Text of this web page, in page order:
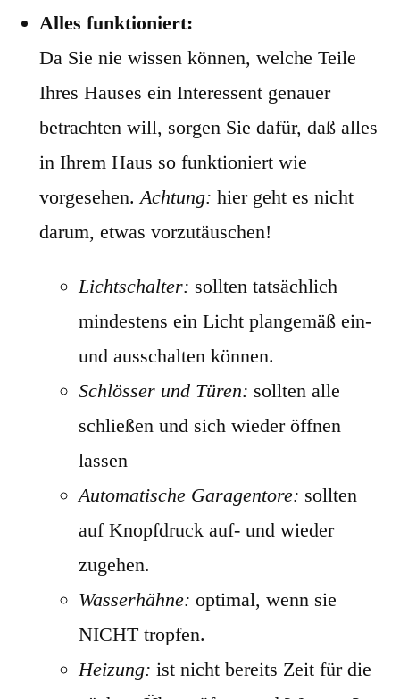
Alles funktioniert:
Da Sie nie wissen können, welche Teile
Ihres Hauses ein Interessent genauer
betrachten will, sorgen Sie dafür, daß alles
in Ihrem Haus so funktioniert wie
vorgesehen.Achtung: hier geht es nicht
darum, etwas vorzutäuschen!
Lichtschalter: sollten tatsächlich
mindestens ein Licht plangemäß ein-
und ausschalten können.
Schlösser und Türen: sollten alle
schließen und sich wieder öffnen
lassen
Automatische Garagentore: sollten
auf Knopfdruck auf- und wieder
zugehen.
Wasserhähne: optimal, wenn sie
NICHT tropfen.
Heizung: ist nicht bereits Zeit für die